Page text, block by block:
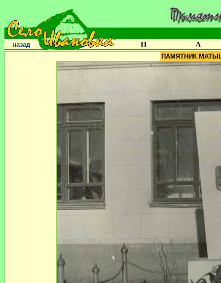
назад П А
ПАМЯТНИК